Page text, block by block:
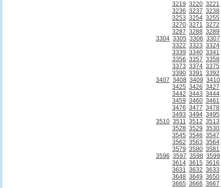
3219 3220 3221
3236 3237 3238
3253 3254 3255
3270 3271 3272
3287 3288 3289
3304 3305 3306 3307
3322 3323 3324
3339 3340 3341
3356 3357 3358
3373 3374 3375
3390 3391 3392
3407 3408 3409 3410
3425 3426 3427
3442 3443 3444
3459 3460 3461
3476 3477 3478
3493 3494 3495
3510 3511 3512 3513
3528 3529 3530
3545 3546 3547
3562 3563 3564
3579 3580 3581
3596 3597 3598 3599
3614 3615 3616
3631 3632 3633
3648 3649 3650
3665 3666 3667